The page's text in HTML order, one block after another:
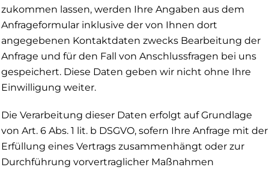
zukommen lassen, werden Ihre Angaben aus dem
Anfrageformular inklusive der von Ihnen dort
angegebenen Kontaktdaten zwecks Bearbeitung der
Anfrage und für den Fall von Anschlussfragen bei uns
gespeichert. Diese Daten geben wir nicht ohne Ihre
Einwilligung weiter.
Die Verarbeitung dieser Daten erfolgt auf Grundlage
von Art. 6 Abs. 1 lit. b DSGVO, sofern Ihre Anfrage mit der
Erfüllung eines Vertrags zusammenhängt oder zur
Durchführung vorvertraglicher Maßnahmen